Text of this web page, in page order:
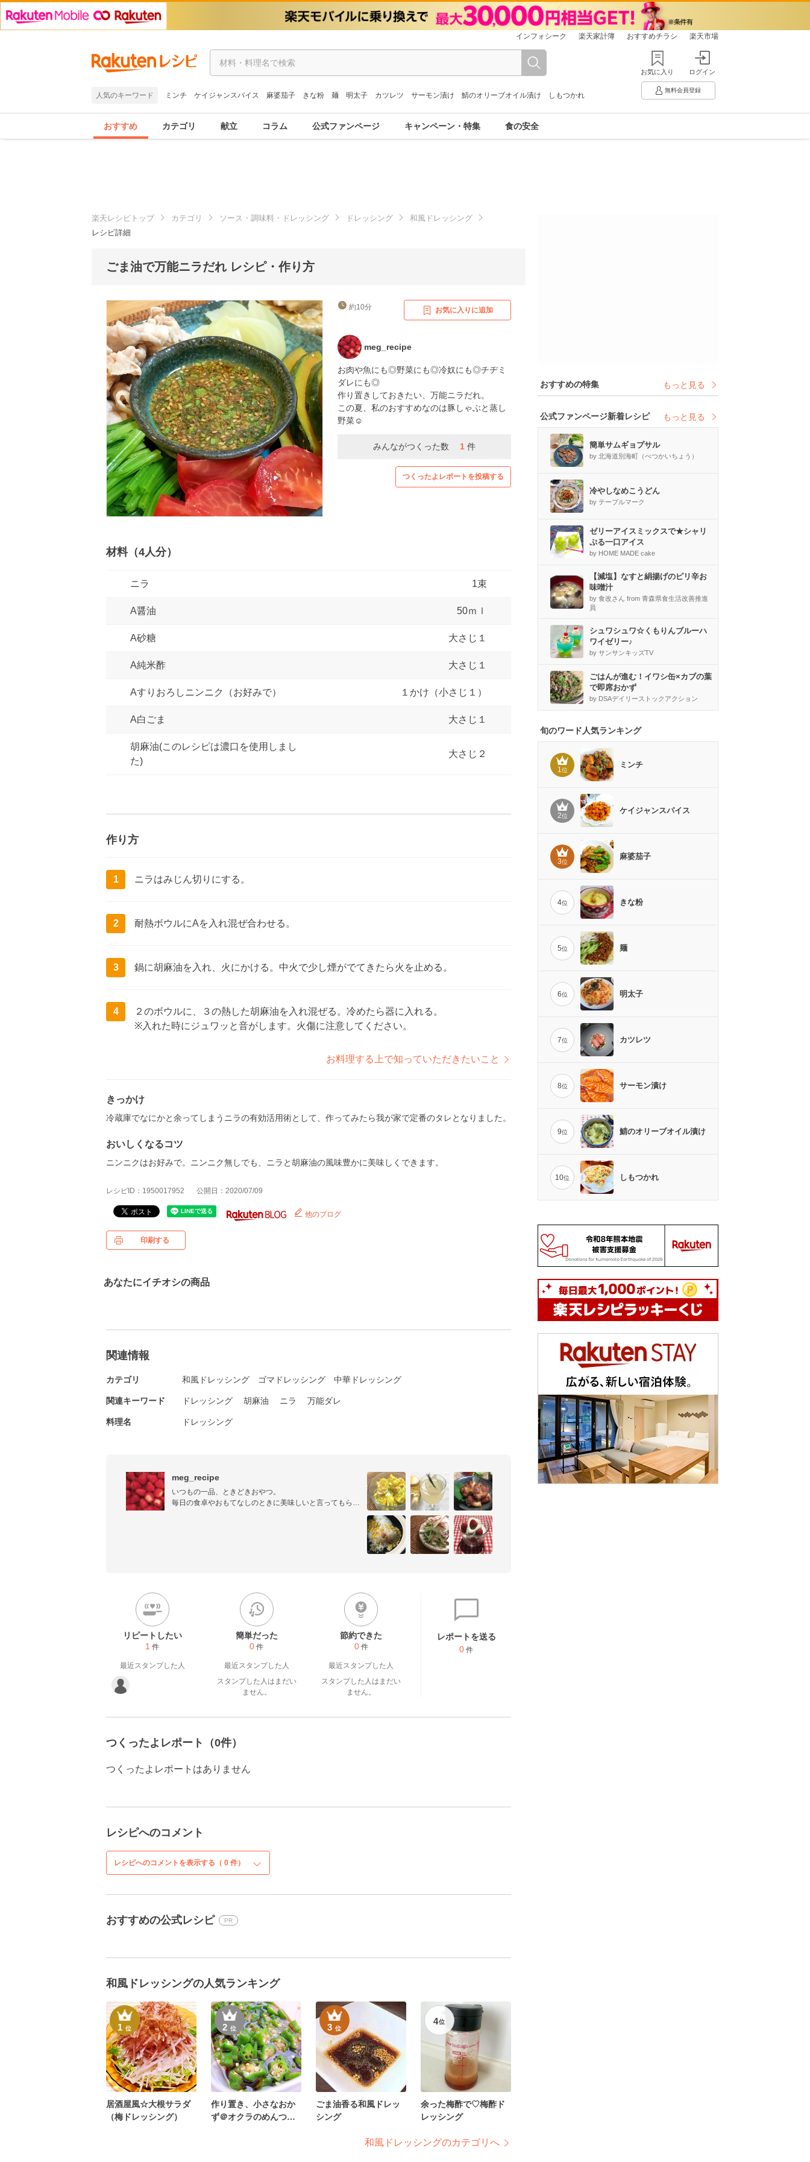
インフォシーク 楽天家計簿 おすすめチラシ 楽天市場
人気のキーワード ミンチ ケイジャンスパイス 麻婆茄子 きな粉 麺 明太子 カツレツ サーモン漬け 鯖のオリーブオイル漬け しもつかれ
お気に入り ログイン
無料会員登録
おすすめ カテゴリ 献立 コラム 公式ファンページ キャンペーン・特集 食の安全
楽天レシピトップ カテゴリ ソース・調味料・ドレッシング ドレッシング
和風ドレッシング
レシピ詳細
ごま油で万能ニラだれ レシピ・作り方
約10分 お気に入りに追加
meg_recipe
お肉や魚にも◎野菜にも◎冷奴にも◎チヂミ
ダレにも◎
作り置きしておきたい、万能ニラだれ。
この夏、私のおすすめなのは豚しゃぶと蒸し
野菜☺︎
みんながつくった数 1 件
つくったよレポートを投稿する
材料（4人分）
ニラ 1束
A醤油 50ｍｌ
A砂糖 大さじ１
A純米酢 大さじ１
Aすりおろしニンニク（お好みで） １かけ（小さじ１）
A白ごま 大さじ１
胡麻油(このレシピは濃口を使用しまし
た)
大さじ２
作り方
1 ニラはみじん切りにする。
2 耐熱ボウルにAを入れ混ぜ合わせる。
3 鍋に胡麻油を入れ、火にかける。中火で少し煙がでてきたら火を止める。
4
２のボウルに、３の熱した胡麻油を入れ混ぜる。冷めたら器に入れる。
※入れた時にジュワッと音がします。火傷に注意してください。
お料理する上で知っていただきたいこと
きっかけ
冷蔵庫でなにかと余ってしまうニラの有効活用術として、作ってみたら我が家で定番のタレとなりました。
おいしくなるコツ
ニンニクはお好みで。ニンニク無しでも、ニラと胡麻油の風味豊かに美味しくできます。
レシピID：1950017952 公開日：2020/07/09
他のブログ
印刷する
あなたにイチオシの商品
関連情報
カテゴリ 和風ドレッシング ゴマドレッシング 中華ドレッシング
関連キーワード ドレッシング 胡麻油 ニラ 万能ダレ
料理名 ドレッシング
meg_recipe
いつもの一品、ときどきおやつ。
毎日の食卓やおもてなしのときに美味しいと言ってもらえ
リピートしたい
1 件
最近スタンプした人
簡単だった
0 件
最近スタンプした人
スタンプした人はまだい
ません。
節約できた
0 件
最近スタンプした人
スタンプした人はまだい
ません。
レポートを送る
0 件
つくったよレポート（0件）
つくったよレポートはありません
レシピへのコメント
レシピへのコメントを表示する（ 0 件）
おすすめの公式レシピ PR
和風ドレッシングの人気ランキング
1位
居酒屋風☆大根サラダ
（梅ドレッシング）
2位
作り置き、小さなおか
ず＠オクラのめんつゆ
3位
ごま油香る和風ドレッ
シング
4位
余った梅酢で♡梅酢ド
レッシング
和風ドレッシングのカテゴリへ
おすすめの特集 もっと見る
公式ファンページ新着レシピ もっと見る
簡単サムギョプサル
by 北海道別海町（べつかいちょう）
冷やしなめこうどん
by テーブルマーク
ゼリーアイスミックスで★シャリ
ぷる一口アイス
by HOME MADE cake
【減塩】なすと絹揚げのピリ辛お
味噌汁
by 食改さん from 青森県食生活改善推進
員
シュワシュワ☆くもりんブルーハ
ワイゼリー♪
by サンサンキッズTV
ごはんが進む！イワシ缶×カブの葉
で即席おかず
by DSAデイリーストックアクション
旬のワード人気ランキング
1位
ミンチ
2位
ケイジャンスパイス
3位
麻婆茄子
4位 きな粉
5位 麺
6位 明太子
7位 カツレツ
8位 サーモン漬け
9位 鯖のオリーブオイル漬け
10位 しもつかれ